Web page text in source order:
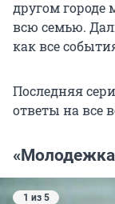
другом городе
всю семью.
как все
Последняя
ответы на все
1 из 5